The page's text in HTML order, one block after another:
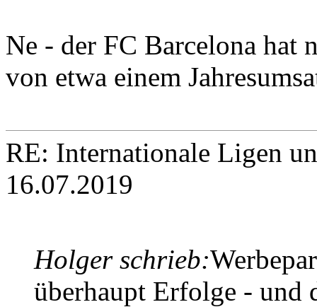
Ne - der FC Barcelona hat
von etwa einem
RE: Internationale Ligen
16.07.2019
Holger schrieb:
überhaupt Erfolge - und